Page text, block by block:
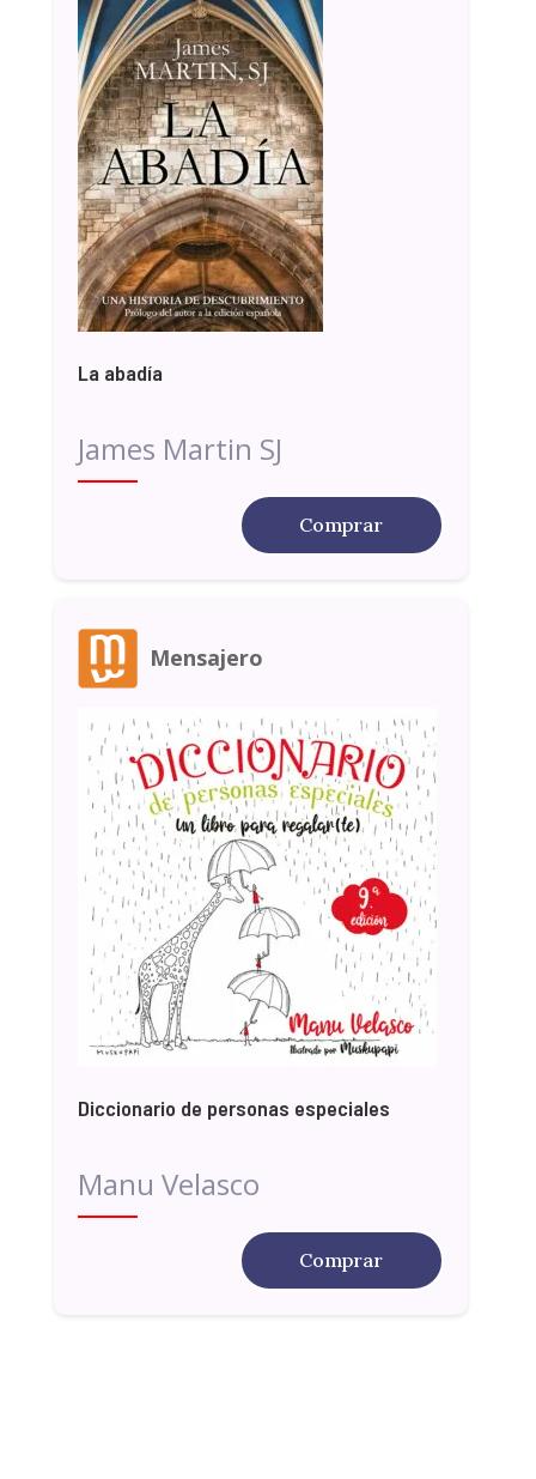
La abadía
James Martin SJ
Comprar
Mensajero
Diccionario de personas especiales
Manu Velasco
Comprar